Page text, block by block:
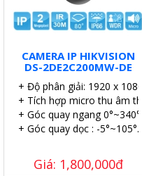
CAMERA IP HIKVISION
DS-2DE2C200MW-DE
+ Độ phân giải: 1920 x
+ Tích hợp micro thu âm
+ Góc quay ngang 0°~340°.
+ Góc quay dọc : -5°~105°.
Giá: 1,800,000đ